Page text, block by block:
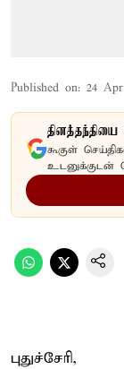
Published on: 24
தினத்தந்தியை
கூகுள்
உடனுக்குடன்
புதுச்சேரி,